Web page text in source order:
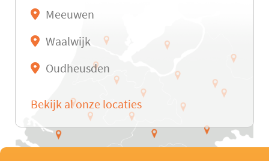
Meeuwen
Waalwijk
Oudheusden
Bekijk al onze locaties